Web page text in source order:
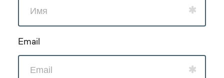
Email